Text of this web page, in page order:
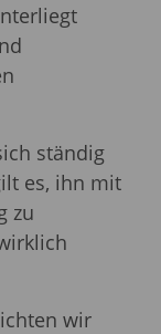
ständig
es, ihn mit
zu
wir